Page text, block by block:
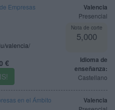
Valencia
Presencial
Nota de corte
5,000
Idioma de
enseñanza:
Castellano
Empresas
valencia/
€
Valencia
en el Ámbito